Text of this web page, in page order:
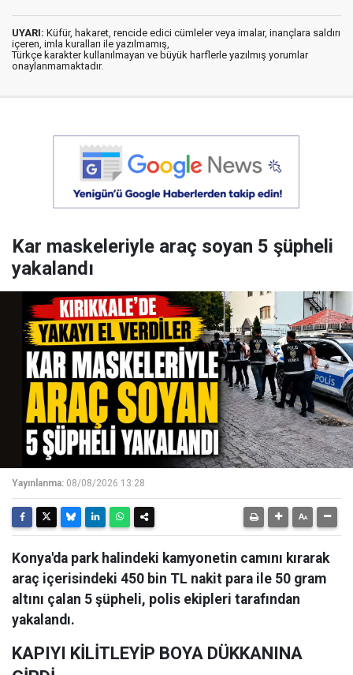
UYARI: Küfür, hakaret, rencide edici cümleler veya imalar, inançlara saldırı
içeren, imla kuralları ile yazılmamış,
Türkçe karakter kullanılmayan ve büyük harflerle yazılmış yorumlar
onaylanmamaktadır.
Kar maskeleriyle araç soyan 5 şüpheli
yakalandı
Yayınlanma: 08/08/2026 13:28
Konya'da park halindeki kamyonetin camını kırarak
araç içerisindeki 450 bin TL nakit para ile 50 gram
altını çalan 5 şüpheli, polis ekipleri tarafından
yakalandı.
KAPIYI KİLİTLEYİP BOYA DÜKKANINA